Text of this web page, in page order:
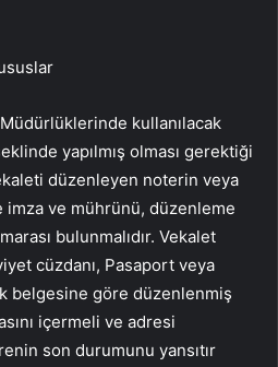
kullanılacak
yapılmış olması gerektiği
düzenleyen noterin veya
imza ve mührünü, düzenleme
bulunmalıdır. Vekalet
cüzdanı, Pasaport veya
belgesine göre düzenlenmiş
içermeli ve adresi
son durumunu yansıtır